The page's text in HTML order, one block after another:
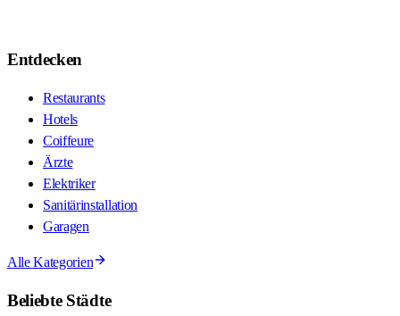
Entdecken
Restaurants
Hotels
Coiffeure
Ärzte
Elektriker
Sanitärinstallation
Garagen
Alle Kategorien
Beliebte Städte